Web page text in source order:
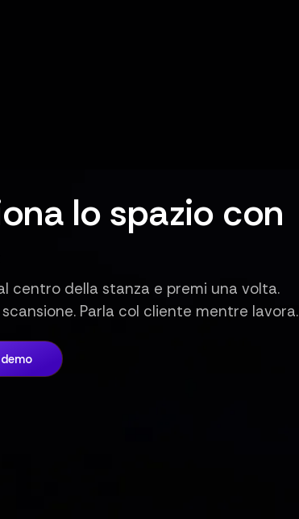
lo spazio con
centro della stanza e premi una volta.
Parla col cliente mentre lavora.